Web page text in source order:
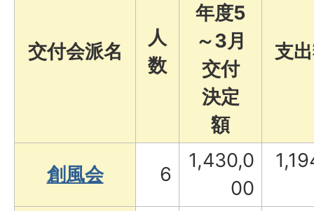
交付会派名
人
数
年度5
～3月
交付
決定
額
支
創風会 6
1,430,0
00